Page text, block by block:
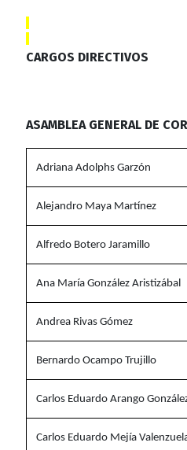
CARGOS DIRECTIVOS
ASAMBLEA GENERAL DE
Adriana Adolphs Garzón
Alejandro Maya Martínez
Alfredo Botero Jaramillo
Ana María González Aristizábal
Andrea Rivas Gómez
Bernardo Ocampo Trujillo
Carlos Eduardo Arango
Carlos Eduardo Mejía